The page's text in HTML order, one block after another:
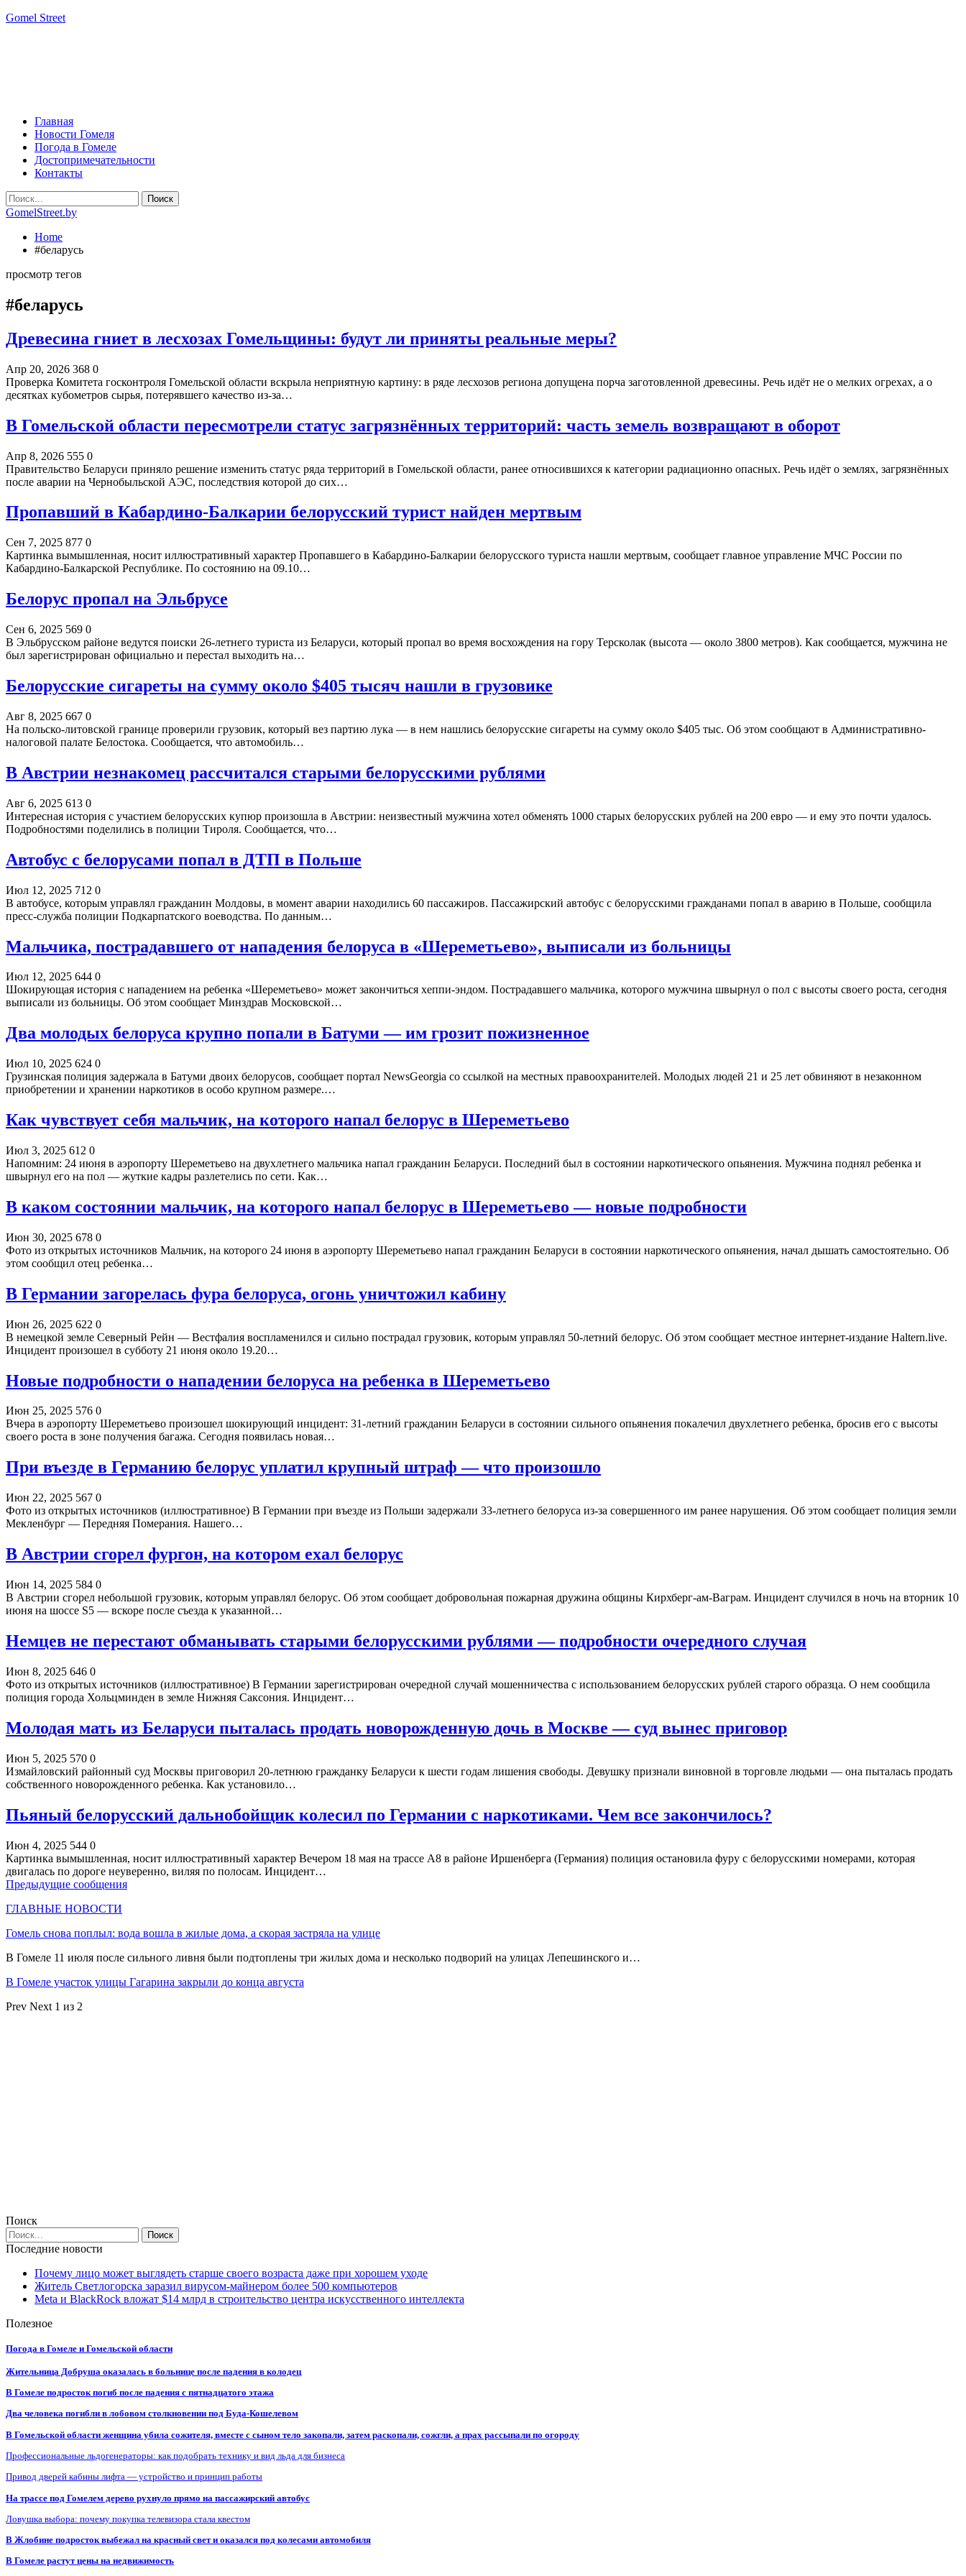
Gomel Street
Главная
Новости Гомеля
Погода в Гомеле
Достопримечательности
Контакты
GomelStreet.by
Home
#беларусь
просмотр тегов
#беларусь
Древесина гниет в лесхозах Гомельщины: будут ли приняты реальные меры?
Апр 20, 2026 368 0
Проверка Комитета госконтроля Гомельской области вскрыла неприятную картину: в ряде лесхозов региона допущена порча заготовленной древесины. Речь идёт не о мелких огрехах, а о
десятках кубометров сырья, потерявшего качество из-за…
В Гомельской области пересмотрели статус загрязнённых территорий: часть земель возвращают в оборот
Апр 8, 2026 555 0
Правительство Беларуси приняло решение изменить статус ряда территорий в Гомельской области, ранее относившихся к категории радиационно опасных. Речь идёт о землях, загрязнённых
после аварии на Чернобыльской АЭС, последствия которой до сих…
Пропавший в Кабардино-Балкарии белорусский турист найден мертвым
Сен 7, 2025 877 0
Картинка вымышленная, носит иллюстративный характер Пропавшего в Кабардино-Балкарии белорусского туриста нашли мертвым, сообщает главное управление МЧС России по
Кабардино-Балкарской Республике. По состоянию на 09.10…
Белорус пропал на Эльбрусе
Сен 6, 2025 569 0
В Эльбрусском районе ведутся поиски 26-летнего туриста из Беларуси, который пропал во время восхождения на гору Терсколак (высота — около 3800 метров). Как сообщается, мужчина не
был зарегистрирован официально и перестал выходить на…
Белорусские сигареты на сумму около $405 тысяч нашли в грузовике
Авг 8, 2025 667 0
На польско-литовской границе проверили грузовик, который вез партию лука — в нем нашлись белорусские сигареты на сумму около $405 тыс. Об этом сообщают в Административно-
налоговой палате Белостока. Сообщается, что автомобиль…
В Австрии незнакомец рассчитался старыми белорусскими рублями
Авг 6, 2025 613 0
Интересная история с участием белорусских купюр произошла в Австрии: неизвестный мужчина хотел обменять 1000 старых белорусских рублей на 200 евро — и ему это почти удалось.
Подробностями поделились в полиции Тироля. Сообщается, что…
Автобус с белорусами попал в ДТП в Польше
Июл 12, 2025 712 0
В автобусе, которым управлял гражданин Молдовы, в момент аварии находились 60 пассажиров. Пассажирский автобус с белорусскими гражданами попал в аварию в Польше, сообщила
пресс-служба полиции Подкарпатского воеводства. По данным…
Мальчика, пострадавшего от нападения белоруса в «Шереметьево», выписали из больницы
Июл 12, 2025 644 0
Шокирующая история с нападением на ребенка «Шереметьево» может закончиться хеппи-эндом. Пострадавшего мальчика, которого мужчина швырнул о пол с высоты своего роста, сегодня
выписали из больницы. Об этом сообщает Минздрав Московской…
Два молодых белоруса крупно попали в Батуми — им грозит пожизненное
Июл 10, 2025 624 0
Грузинская полиция задержала в Батуми двоих белорусов, сообщает портал NewsGeorgia со ссылкой на местных правоохранителей. Молодых людей 21 и 25 лет обвиняют в незаконном
приобретении и хранении наркотиков в особо крупном размере.…
Как чувствует себя мальчик, на которого напал белорус в Шереметьево
Июл 3, 2025 612 0
Напомним: 24 июня в аэропорту Шереметьево на двухлетнего мальчика напал гражданин Беларуси. Последний был в состоянии наркотического опьянения. Мужчина поднял ребенка и
швырнул его на пол — жуткие кадры разлетелись по сети. Как…
В каком состоянии мальчик, на которого напал белорус в Шереметьево — новые подробности
Июн 30, 2025 678 0
Фото из открытых источников Мальчик, на которого 24 июня в аэропорту Шереметьево напал гражданин Беларуси в состоянии наркотического опьянения, начал дышать самостоятельно. Об
этом сообщил отец ребенка…
В Германии загорелась фура белоруса, огонь уничтожил кабину
Июн 26, 2025 622 0
В немецкой земле Северный Рейн — Вестфалия воспламенился и сильно пострадал грузовик, которым управлял 50-летний белорус. Об этом сообщает местное интернет-издание Haltern.live.
Инцидент произошел в субботу 21 июня около 19.20…
Новые подробности о нападении белоруса на ребенка в Шереметьево
Июн 25, 2025 576 0
Вчера в аэропорту Шереметьево произошел шокирующий инцидент: 31-летний гражданин Беларуси в состоянии сильного опьянения покалечил двухлетнего ребенка, бросив его с высоты
своего роста в зоне получения багажа. Сегодня появилась новая…
При въезде в Германию белорус уплатил крупный штраф — что произошло
Июн 22, 2025 567 0
Фото из открытых источников (иллюстративное) В Германии при въезде из Польши задержали 33-летнего белоруса из-за совершенного им ранее нарушения. Об этом сообщает полиция земли
Мекленбург — Передняя Померания. Нашего…
В Австрии сгорел фургон, на котором ехал белорус
Июн 14, 2025 584 0
В Австрии сгорел небольшой грузовик, которым управлял белорус. Об этом сообщает добровольная пожарная дружина общины Кирхберг-ам-Ваграм. Инцидент случился в ночь на вторник 10
июня на шоссе S5 — вскоре после съезда к указанной…
Немцев не перестают обманывать старыми белорусскими рублями — подробности очередного случая
Июн 8, 2025 646 0
Фото из открытых источников (иллюстративное) В Германии зарегистрирован очередной случай мошенничества с использованием белорусских рублей старого образца. О нем сообщила
полиция города Хольцминден в земле Нижняя Саксония. Инцидент…
Молодая мать из Беларуси пыталась продать новорожденную дочь в Москве — cуд вынес приговор
Июн 5, 2025 570 0
Измайловский районный суд Москвы приговорил 20-летнюю гражданку Беларуси к шести годам лишения свободы. Девушку признали виновной в торговле людьми — она пыталась продать
собственного новорожденного ребенка. Как установило…
Пьяный белорусский дальнобойщик колесил по Германии с наркотиками. Чем все закончилось?
Июн 4, 2025 544 0
Картинка вымышленная, носит иллюстративный характер Вечером 18 мая на трассе A8 в районе Иршенберга (Германия) полиция остановила фуру с белорусскими номерами, которая
двигалась по дороге неуверенно, виляя по полосам. Инцидент…
Предыдущие сообщения
ГЛАВНЫЕ НОВОСТИ
Гомель снова поплыл: вода вошла в жилые дома, а скорая застряла на улице
В Гомеле 11 июля после сильного ливня были подтоплены три жилых дома и несколько подворий на улицах Лепешинского и…
В Гомеле участок улицы Гагарина закрыли до конца августа
Prev Next 1 из 2
Поиск
Последние новости
Почему лицо может выглядеть старше своего возраста даже при хорошем уходе
Житель Светлогорска заразил вирусом-майнером более 500 компьютеров
Meta и BlackRock вложат $14 млрд в строительство центра искусственного интеллекта
Полезное
Погода в Гомеле и Гомельской области
Жительница Добруша оказалась в больнице после падения в колодец
В Гомеле подросток погиб после падения с пятнадцатого этажа
Два человека погибли в лобовом столкновении под Буда-Кошелевом
В Гомельской области женщина убила сожителя, вместе с сыном тело закопали, затем раскопали, сожгли, а прах рассыпали по огороду
Профессиональные льдогенераторы: как подобрать технику и вид льда для бизнеса
Привод дверей кабины лифта — устройство и принцип работы
На трассе под Гомелем дерево рухнуло прямо на пассажирский автобус
Ловушка выбора: почему покупка телевизора стала квестом
В Жлобине подросток выбежал на красный свет и оказался под колесами автомобиля
В Гомеле растут цены на недвижимость